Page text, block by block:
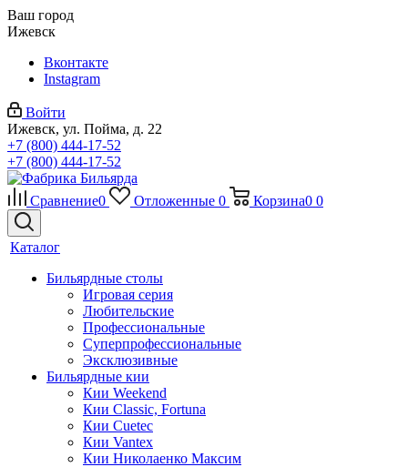
Ваш город
Ижевск
Вконтакте
Instagram
Войти
Ижевск, ул. Пойма, д. 22
+7 (800) 444-17-52
+7 (800) 444-17-52
Сравнение0 Отложенные 0 Корзина0 0
Каталог
Бильярдные столы
Игровая серия
Любительские
Профессиональные
Суперпрофессиональные
Эксклюзивные
Бильярдные кии
Кии Weekend
Кии Classic, Fortuna
Кии Cuetec
Кии Vantex
Кии Николаенко Максим